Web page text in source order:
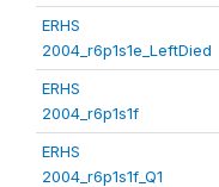
ERHS
2004_r6p1s1e_LeftDied
ERHS
2004_r6p1s1f
ERHS
2004_r6p1s1f_Q1